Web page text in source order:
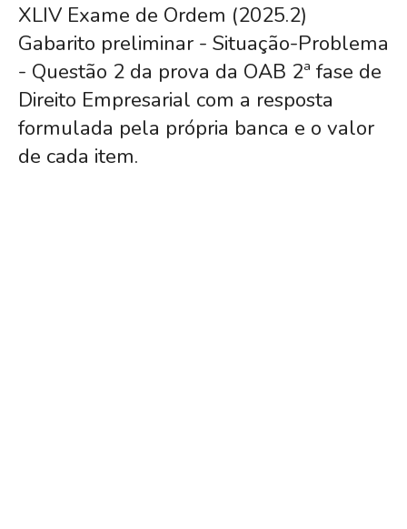
XLIV Exame de Ordem (2025.2)
Gabarito preliminar - Situação-Problema
- Questão 2 da prova da OAB 2ª fase de
Direito Empresarial com a resposta
formulada pela própria banca e o valor
de cada item.